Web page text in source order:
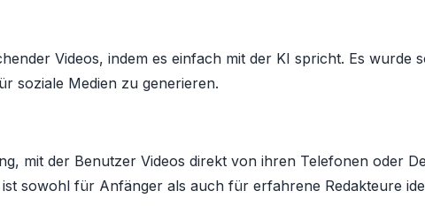
Videos, indem es einfach mit der KI spricht. Es wurde
soziale Medien zu generieren.
mit der Benutzer Videos direkt von ihren Telefonen oder
sowohl für Anfänger als auch für erfahrene Redakteure